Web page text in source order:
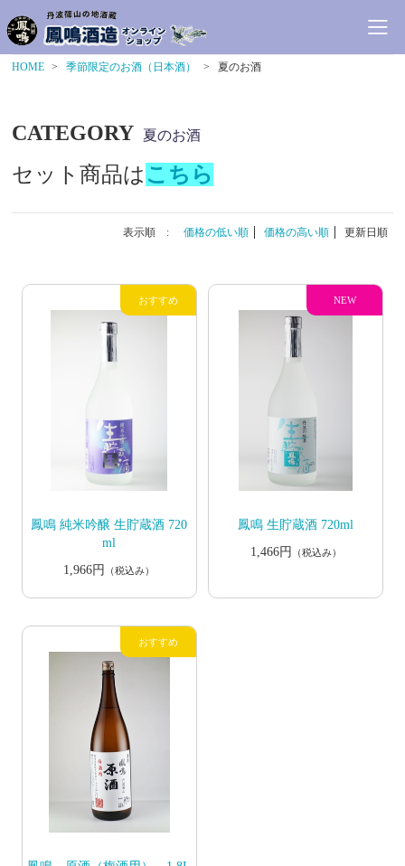
HOME 季節限定のお酒（日本酒） 夏のお酒
CATEGORY 夏のお酒
セット商品は こちら
表示順 : 価格の低い順 価格の高い順 更新日順
鳳鳴 純米吟醸 生貯蔵酒 720
ml
1,966円
（税込み）
鳳鳴 生貯蔵酒 720ml
1,466円
（税込み）